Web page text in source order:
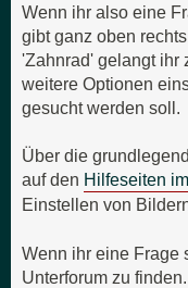
Wenn ihr also eine
gibt ganz oben
'Zahnrad' gelangt ihr
weitere Optionen
gesucht werden soll.
Über die
auf den Hilfeseiten
Einstellen von
Wenn ihr eine Frage
Unterforum zu